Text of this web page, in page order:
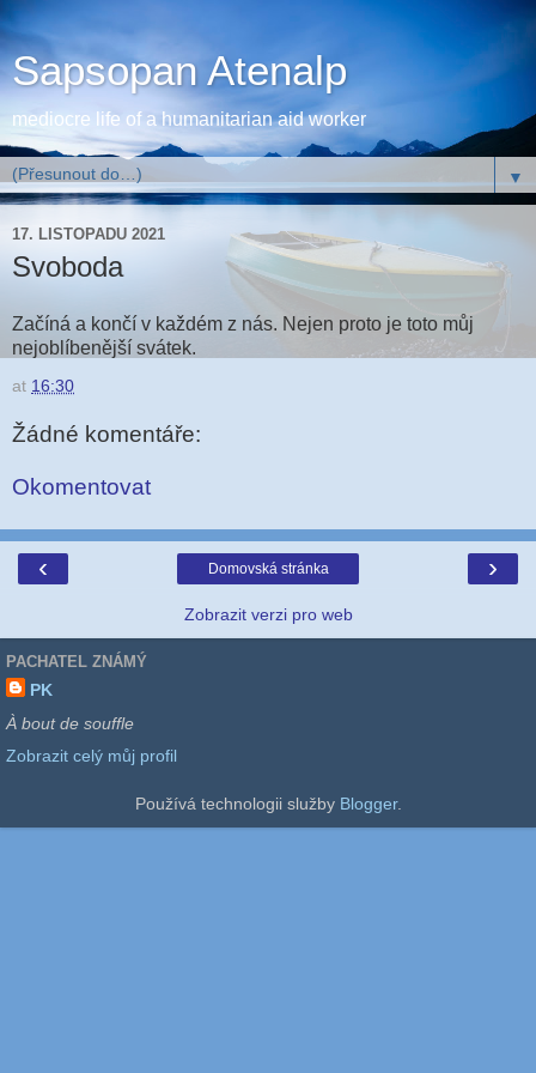
Sapsopan Atenalp
mediocre life of a humanitarian aid worker
▼
17. LISTOPADU 2021
Svoboda
Začíná a končí v každém z nás. Nejen proto je toto můj
nejoblíbenější svátek.
at 16:30
Žádné komentáře:
Okomentovat
‹ ›
Domovská stránka
Zobrazit verzi pro web
PACHATEL ZNÁMÝ
PK
À bout de souffle
Zobrazit celý můj profil
Používá technologii služby Blogger.